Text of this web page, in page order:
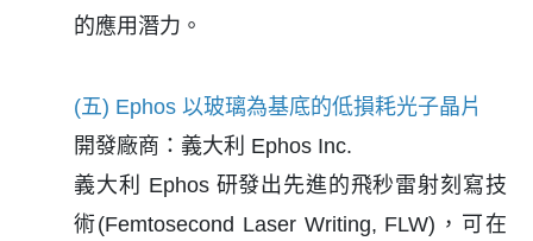
的應用潛力。
(五) Ephos 以玻璃為基底的低損耗光子晶片
開發廠商：義大利 Ephos Inc.
義大利 Ephos 研發出先進的飛秒雷射刻寫技
術(Femtosecond Laser Writing, FLW)，可在